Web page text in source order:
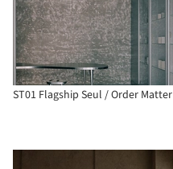
ST01 Flagship Seul / Order Matter